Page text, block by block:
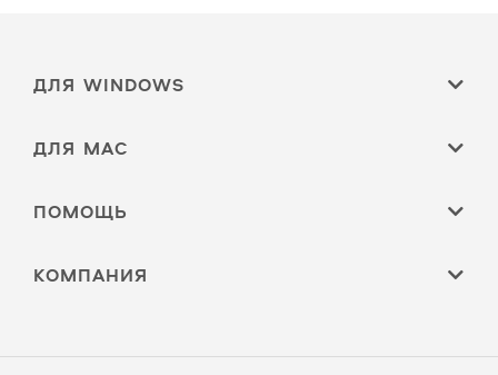
ДЛЯ WINDOWS
ДЛЯ MAC
ПОМОЩЬ
КОМПАНИЯ